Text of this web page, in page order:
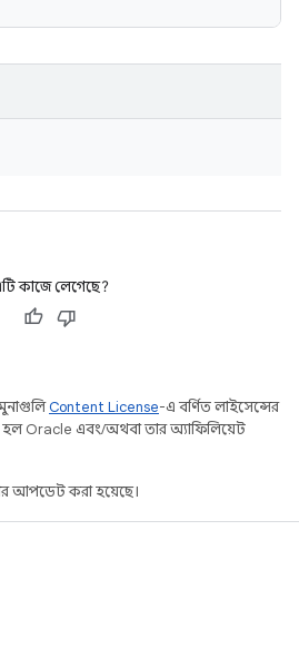
কাজে লেগেছে?
Content License-এ বর্ণিত লাইসেন্সের
হল Oracle এবং/অথবা তার অ্যাফিলিয়েট
আপডেট করা হয়েছে।